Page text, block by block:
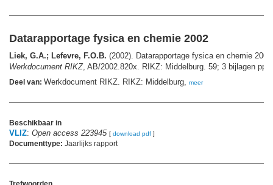
Datarapportage fysica en chemie 2002
Liek, G.A.; Lefevre, F.O.B. (2002). Datarapportage fysica en chemie
Werkdocument RIKZ, AB/2002.820x. RIKZ: Middelburg. 59; 3 bijlagen pp.
Deel van: Werkdocument RIKZ. RIKZ: Middelburg, meer
Beschikbaar in
VLIZ: Open access 223945 [ download pdf ]
Documenttype: Jaarlijks rapport